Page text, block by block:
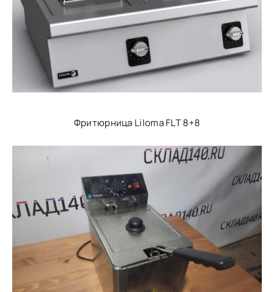
Фритюрница Liloma FLT 8+8